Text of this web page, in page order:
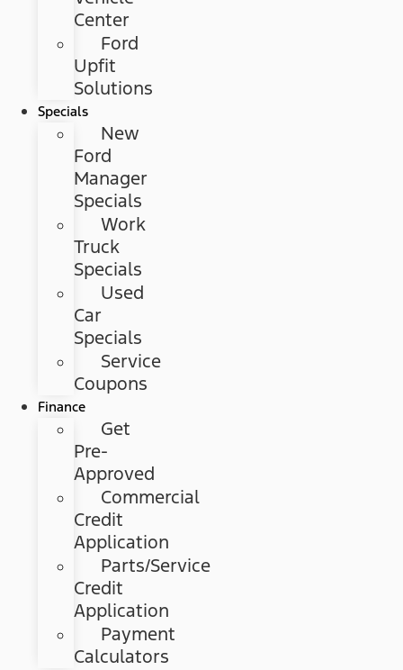
Center
Ford
Upfit
Solutions
Specials
New
Ford
Manager
Specials
Work
Truck
Specials
Used
Car
Specials
Service
Coupons
Finance
Get
Pre-
Approved
Commercial
Credit
Application
Parts/Service
Credit
Application
Payment
Calculators